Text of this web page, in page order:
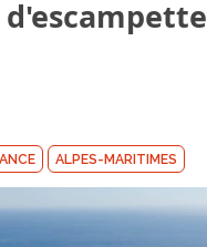
ALPES-MARITIMES